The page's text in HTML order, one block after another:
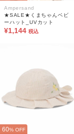
Ampersand
★SALE★くまちゃんベビ
ーハット_UVカット
¥1,144 税込
60% OFF